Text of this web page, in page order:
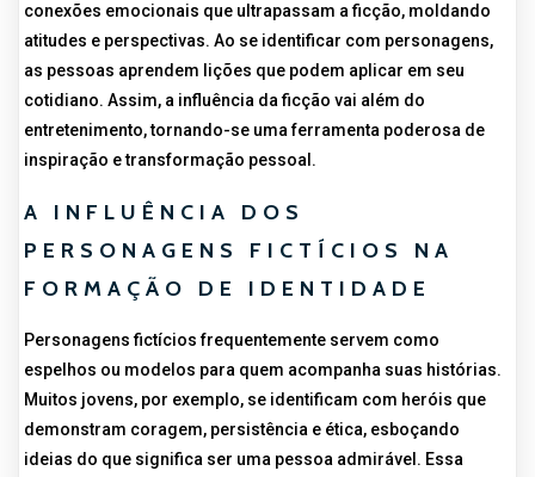
conexões emocionais que ultrapassam a ficção, moldando
atitudes e perspectivas. Ao se identificar com personagens,
as pessoas aprendem lições que podem aplicar em seu
cotidiano. Assim, a influência da ficção vai além do
entretenimento, tornando-se uma ferramenta poderosa de
inspiração e transformação pessoal.
A INFLUÊNCIA DOS
PERSONAGENS FICTÍCIOS NA
FORMAÇÃO DE IDENTIDADE
Personagens fictícios frequentemente servem como
espelhos ou modelos para quem acompanha suas histórias.
Muitos jovens, por exemplo, se identificam com heróis que
demonstram coragem, persistência e ética, esboçando
ideias do que significa ser uma pessoa admirável. Essa